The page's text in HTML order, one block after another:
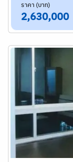
ราคา (บาท)
2,630,000